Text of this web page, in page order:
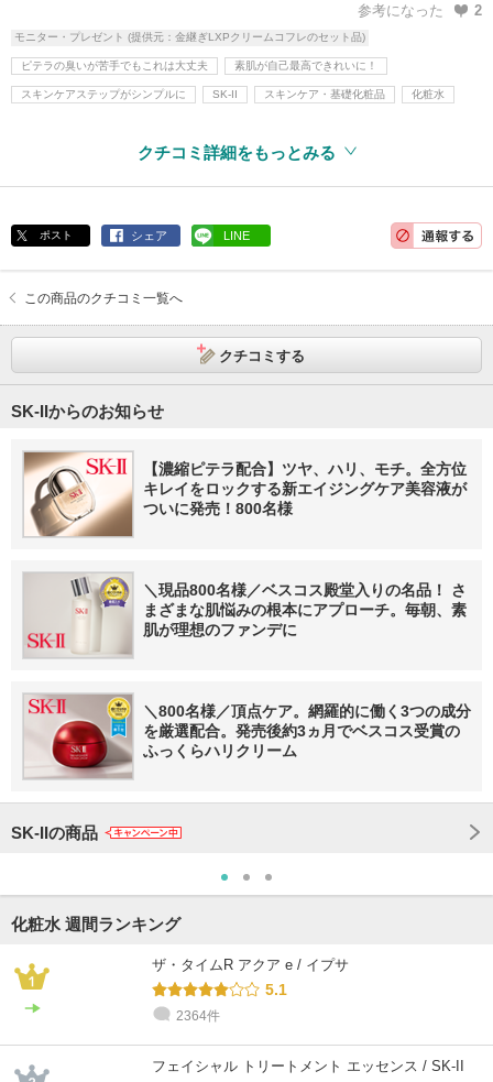
参考になった 2
モニター・プレゼント (提供元：金継ぎLXPクリームコフレのセット品)
ピテラの臭いが苦手でもこれは大丈夫 素肌が自己最高できれいに！
スキンケアステップがシンプルに SK-II スキンケア・基礎化粧品 化粧水
クチコミ詳細をもっとみる
ポスト シェア LINE
この商品のクチコミ一覧へ
クチコミする
SK-IIからのお知らせ
【濃縮ピテラ配合】ツヤ、ハリ、モチ。全方位
キレイをロックする新エイジングケア美容液が
ついに発売！800名様
＼現品800名様／ベスコス殿堂入りの名品！ さ
まざまな肌悩みの根本にアプローチ。毎朝、素
肌が理想のファンデに
＼800名様／頂点ケア。網羅的に働く3つの成分
を厳選配合。発売後約3ヵ月でベスコス受賞の
ふっくらハリクリーム
SK-IIの商品
化粧水 週間ランキング
ザ・タイムR アクア e / イプサ
5.1
2364件
フェイシャル トリートメント エッセンス / SK-II